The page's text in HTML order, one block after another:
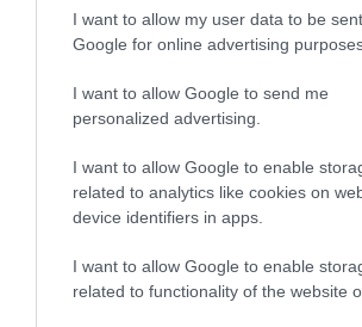
I want to allow my user data to be
Google for online advertising
I want to allow Google to send me
personalized advertising.
I want to allow Google to enable
related to analytics like cookies on
device identifiers in apps.
I want to allow Google to enable
related to functionality of the website
orezului, al altor cereale sau chiar
deoarece conținutul ridicat de fibre
În plus, conține cantități
potasiu, fier și zinc.
Condimentul pe care aproape